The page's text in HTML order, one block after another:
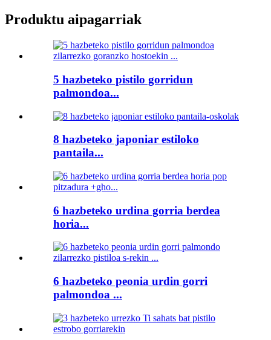
Produktu aipagarriak
5 hazbeteko pistilo gorridun
palmondoa...
8 hazbeteko japoniar estiloko
pantaila...
6 hazbeteko urdina gorria berdea
horia...
6 hazbeteko peonia urdin gorri
palmondoa ...